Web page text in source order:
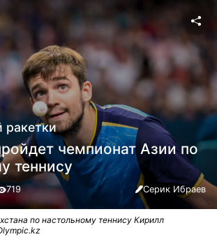
ракетки
чемпионат Азии по
теннису
719 Серик Ибраев
по настольному теннису Кирилл